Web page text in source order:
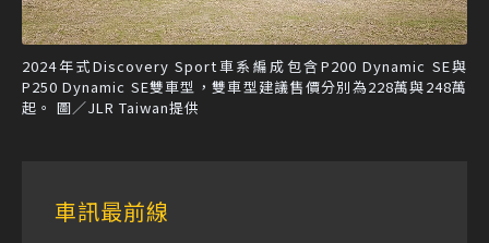
2024年式Discovery Sport車系編成包含P200 Dynamic SE與
P250 Dynamic SE雙車型，雙車型建議售價分別為228萬與248萬
起。 圖／JLR Taiwan提供
車訊最前線